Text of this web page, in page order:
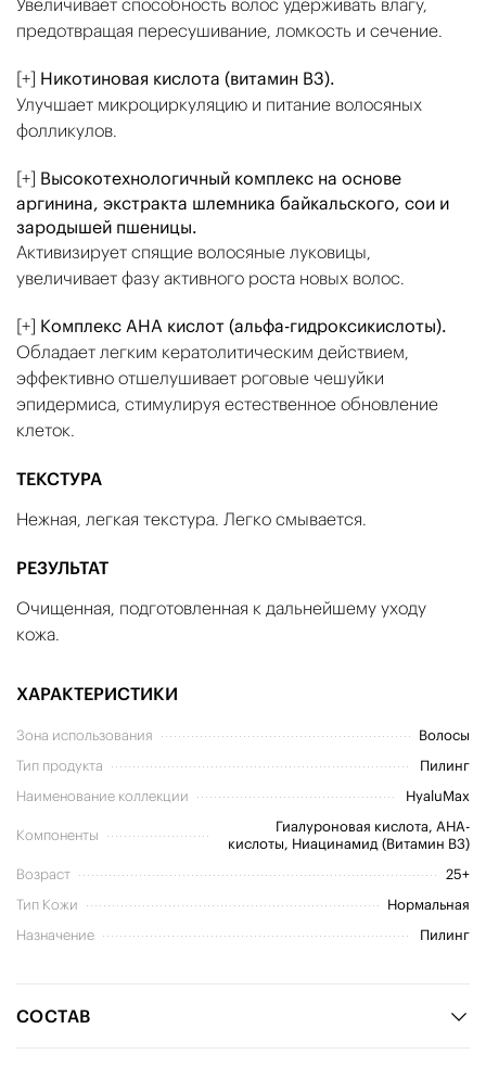
Увеличивает способность волос удерживать влагу,
предотвращая пересушивание, ломкость и сечение.
[+] Никотиновая кислота (витамин В3).
Улучшает микроциркуляцию и питание волосяных
фолликулов.
[+] Высокотехнологичный комплекс на основе
аргинина, экстракта шлемника байкальского, сои и
зародышей пшеницы.
Активизирует спящие волосяные луковицы,
увеличивает фазу активного роста новых волос.
[+] Комплекс AHA кислот (альфа-гидроксикислоты).
Обладает легким кератолитическим действием,
эффективно отшелушивает роговые чешуйки
эпидермиса, стимулируя естественное обновление
клеток.
ТЕКСТУРА
Нежная, легкая текстура. Легко смывается.
РЕЗУЛЬТАТ
Очищенная, подготовленная к дальнейшему уходу
кожа.
ХАРАКТЕРИСТИКИ
Зона использования
Волосы
Тип продукта
Пилинг
Наименование коллекции
HyaluMax
Компоненты
Гиалуроновая кислота, AHA-
кислоты, Ниацинамид (Витамин B3)
Возраст
25+
Тип Кожи
Нормальная
Назначение
Пилинг
СОСТАВ